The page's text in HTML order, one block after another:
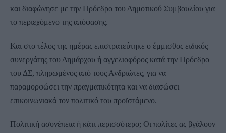
και διαφώνησε με την Πρόεδρο του Δημοτικού Συμβουλίου για
το περιεχόμενο της απόφασης.
Και στο τέλος της ημέρας επιστρατεύτηκε ο έμμισθος ειδικός
συνεργάτης του Δημάρχου ή αγγελιοφόρος κατά την Πρόεδρο
του ΔΣ, πληρωμένος από τους Ανδριώτες, για να
παραμορφώσει την πραγματικότητα και να διασώσει
επικοινωνιακά τον πολιτικό του προϊστάμενο.
Πολιτική ασυνέπεια ή κάτι περισσότερο; Οι πολίτες ας βγάλουν